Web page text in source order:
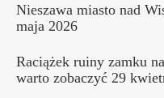
Nieszawa miasto nad
maja 2026
Raciążek ruiny zamku
warto zobaczyć 29